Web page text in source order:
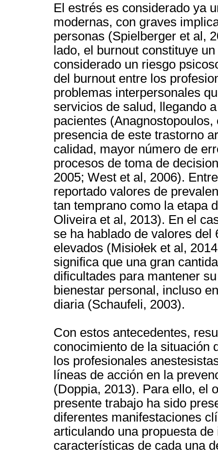
El estrés es considerado ya
modernas, con graves
personas (Spielberger et al,
lado, el burnout constituye
considerado un riesgo
del burnout entre los
problemas interpersonales
servicios de salud, llegando
pacientes
presencia de este trastorno
calidad, mayor número de
procesos de toma de
2005; West et al, 2006).
reportado valores de
tan temprano como la etapa
Oliveira et al, 2013). En el
se ha hablado de valores
elevados (Misiołek et al,
significa que una gran
dificultades para mantener
bienestar personal, incluso
diaria (Schaufeli, 2003).
Con estos antecedentes,
conocimiento de la situación
los profesionales
líneas de acción en la
(Doppia, 2013). Para ello, el
presente trabajo ha sido
diferentes manifestaciones
articulando una propuesta
características de cada una